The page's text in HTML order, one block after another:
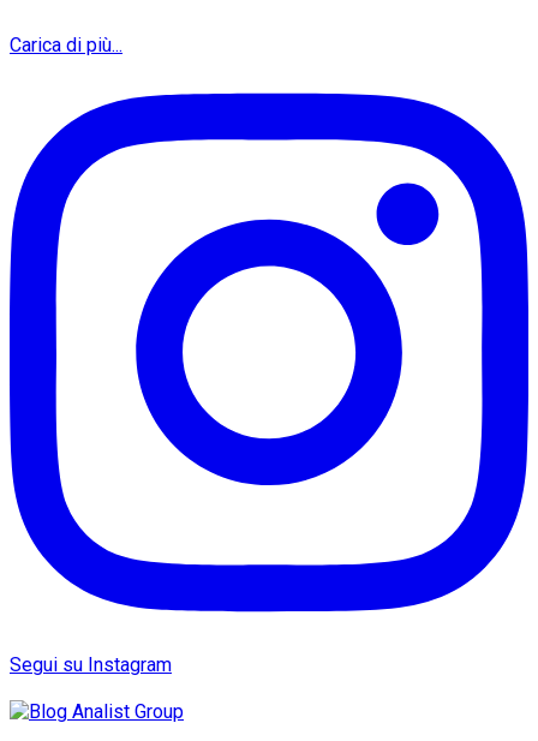
Carica di più...
Segui su Instagram